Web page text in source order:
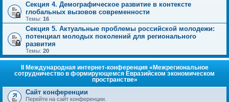
Секция 4. Демографическое развитие в контексте
глобальных вызовов современности
Темы: 16
Секция 5. Актуальные проблемы российской молодежи:
потенциал молодых поколений для регионального
развития
Темы: 20
II Международная интернет-конференция «Межрегиональное
сотрудничество в формирующемся Евразийском экономическом
пространстве»
Сайт конференции
Перейти на сайт конференции.